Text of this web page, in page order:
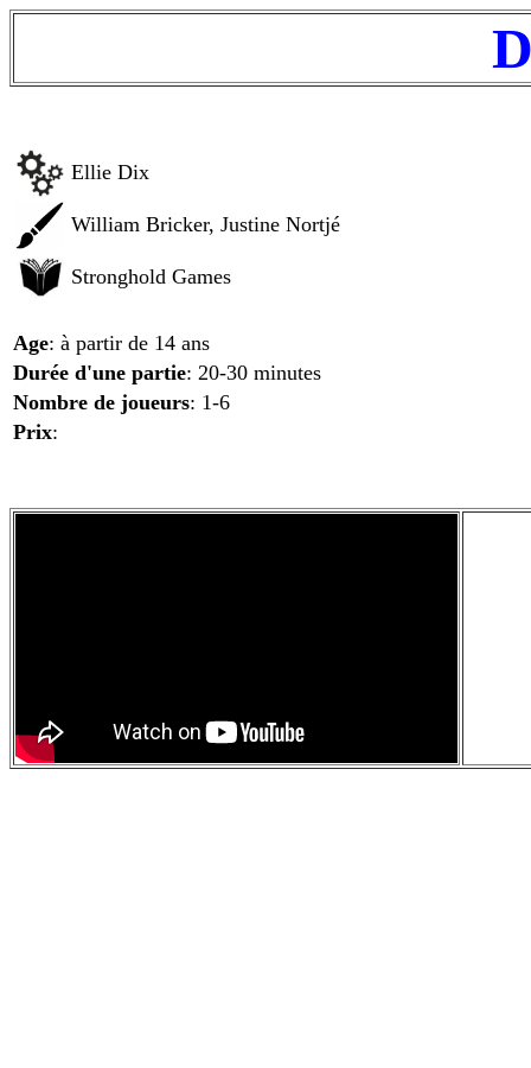
Ellie Dix
William Bricker, Justine Nortjé
Stronghold Games
Age: à partir de 14 ans
Durée d'une partie: 20-30 minutes
Nombre de joueurs: 1-6
Prix: